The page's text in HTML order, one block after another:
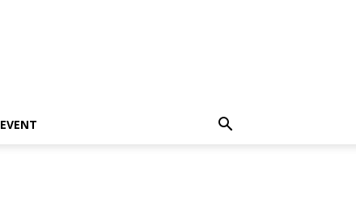
EVENT